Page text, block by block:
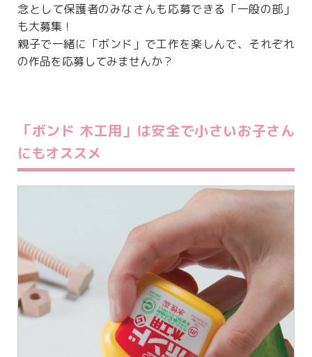
念として保護者のみなさんも応募できる「一般の部」
も大募集！
親子で一緒に「ボンド」で工作を楽しんで、それぞれ
の作品を応募してみませんか？
「ボンド 木工用」は安全で小さいお子さん
にもオススメ